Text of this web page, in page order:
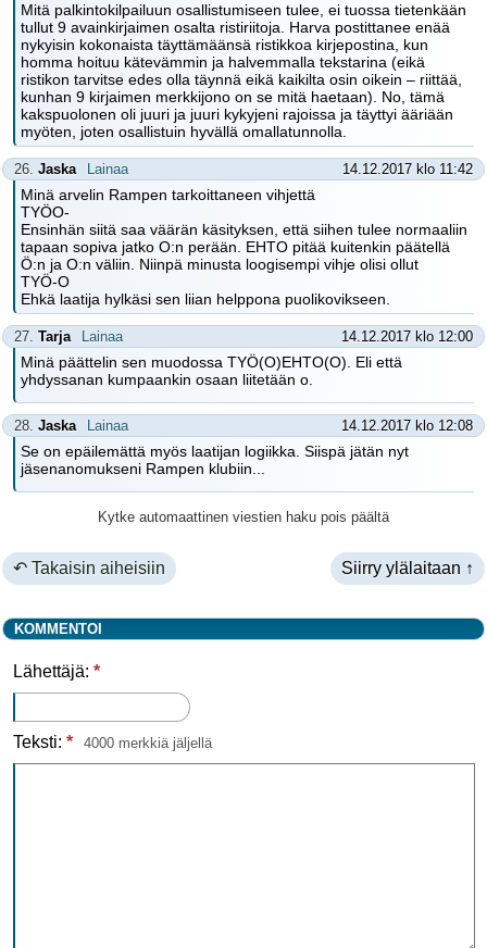
Mitä palkintokilpailuun osallistumiseen tulee, ei tuossa tietenkään
tullut 9 avainkirjaimen osalta ristiriitoja. Harva postittanee enää
nykyisin kokonaista täyttämäänsä ristikkoa kirjepostina, kun
homma hoituu kätevämmin ja halvemmalla tekstarina (eikä
ristikon tarvitse edes olla täynnä eikä kaikilta osin oikein – riittää,
kunhan 9 kirjaimen merkkijono on se mitä haetaan). No, tämä
kakspuolonen oli juuri ja juuri kykyjeni rajoissa ja täyttyi ääriään
myöten, joten osallistuin hyvällä omallatunnolla.
26. Jaska Lainaa 14.12.2017 klo 11:42
Minä arvelin Rampen tarkoittaneen vihjettä
TYÖO-
Ensinhän siitä saa väärän käsityksen, että siihen tulee normaaliin
tapaan sopiva jatko O:n perään. EHTO pitää kuitenkin päätellä
Ö:n ja O:n väliin. Niinpä minusta loogisempi vihje olisi ollut
TYÖ-O
Ehkä laatija hylkäsi sen liian helppona puolikovikseen.
27. Tarja Lainaa 14.12.2017 klo 12:00
Minä päättelin sen muodossa TYÖ(O)EHTO(O). Eli että
yhdyssanan kumpaankin osaan liitetään o.
28. Jaska Lainaa 14.12.2017 klo 12:08
Se on epäilemättä myös laatijan logiikka. Siispä jätän nyt
jäsenanomukseni Rampen klubiin...
Kytke automaattinen viestien haku pois päältä
↶ Takaisin aiheisiin Siirry ylälaitaan ↑
KOMMENTOI
Lähettäjä: *
Teksti: * 4000 merkkiä jäljellä